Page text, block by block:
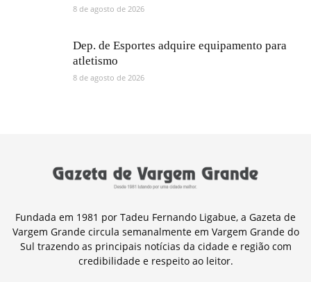
8 de agosto de 2026
Dep. de Esportes adquire equipamento para
atletismo
8 de agosto de 2026
Fundada em 1981 por Tadeu Fernando Ligabue, a Gazeta de
Vargem Grande circula semanalmente em Vargem Grande do
Sul trazendo as principais notícias da cidade e região com
credibilidade e respeito ao leitor.